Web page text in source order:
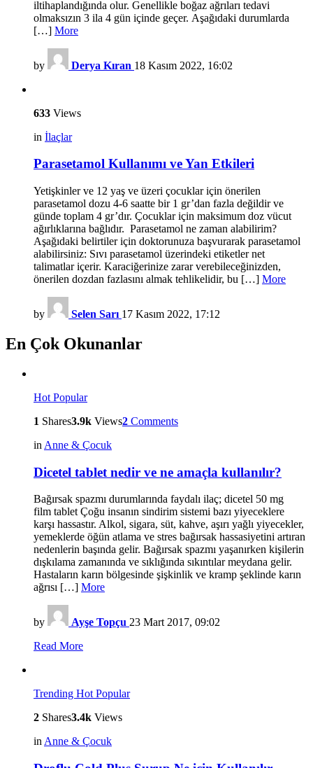
iltihaplandığında olur. Genellikle boğaz ağrıları tedavi
olmaksızın 3 ila 4 gün içinde geçer. Aşağıdaki durumlarda
[…] More
by Derya Kıran 18 Kasım 2022, 16:02
633 Views
in İlaçlar
Parasetamol Kullanımı ve Yan Etkileri
Yetişkinler ve 12 yaş ve üzeri çocuklar için önerilen
parasetamol dozu 4-6 saatte bir 1 gr’dan fazla değildir ve
günde toplam 4 gr’dır. Çocuklar için maksimum doz vücut
ağırlıklarına bağlıdır. Parasetamol ne zaman alabilirim?
Aşağıdaki belirtiler için doktorunuza başvurarak parasetamol
alabilirsiniz: Sıvı parasetamol üzerindeki etiketler net
talimatlar içerir. Karaciğerinize zarar verebileceğinizden,
önerilen dozdan fazlasını almak tehlikelidir, bu […] More
by Selen Sarı 17 Kasım 2022, 17:12
En Çok Okunanlar
Hot Popular
1 Shares3.9k Views2 Comments
in Anne & Çocuk
Dicetel tablet nedir ve ne amaçla kullanılır?
Bağırsak spazmı durumlarında faydalı ilaç; dicetel 50 mg
film tablet Çoğu insanın sindirim sistemi bazı yiyeceklere
karşı hassastır. Alkol, sigara, süt, kahve, aşırı yağlı yiyecekler,
yemeklerde öğün atlama ve stres bağırsak hassasiyetini artıran
nedenlerin başında gelir. Bağırsak spazmı yaşanırken kişilerin
dışkılama zamanında ve sıklığında sıkıntılar meydana gelir.
Hastaların karın bölgesinde şişkinlik ve kramp şeklinde karın
ağrısı […] More
by Ayşe Topçu 23 Mart 2017, 09:02
Read More
Trending Hot Popular
2 Shares3.4k Views
in Anne & Çocuk